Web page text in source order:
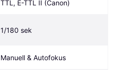
TTL, E-TTL II (Canon)
1/180 sek
Manuell & Autofokus